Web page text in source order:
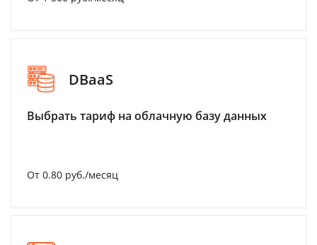
DBaaS
Выбрать тариф на облачную базу данных
От 0.80 руб./месяц